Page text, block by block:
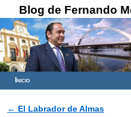
Blog de Fernando
Inicio
Navegador de artículos
← El Labrador de Almas